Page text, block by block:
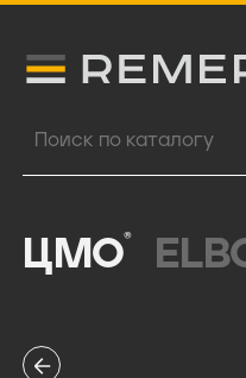
Логитип компании Remer
Поиск продукции
ЦМО®